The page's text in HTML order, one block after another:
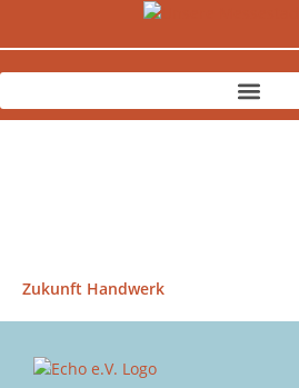
Zukunft Handwerk